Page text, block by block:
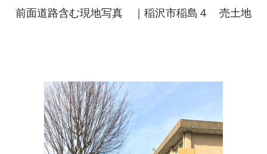
前面道路含む現地写真 ｜稲沢市稲島４ 売土地